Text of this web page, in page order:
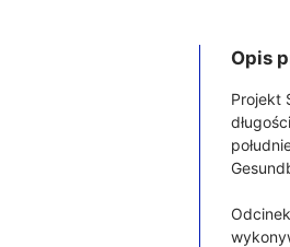
Opis
Projekt